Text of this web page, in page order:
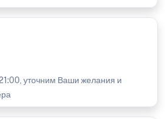
уточним Ваши желания и